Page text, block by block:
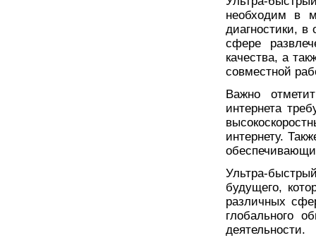
необходим в
диагностики, в
сфере
качества, а
совместной
Важно
интернета
интернету.
Ультра-
будущего,
различных
глобального
деятельности.